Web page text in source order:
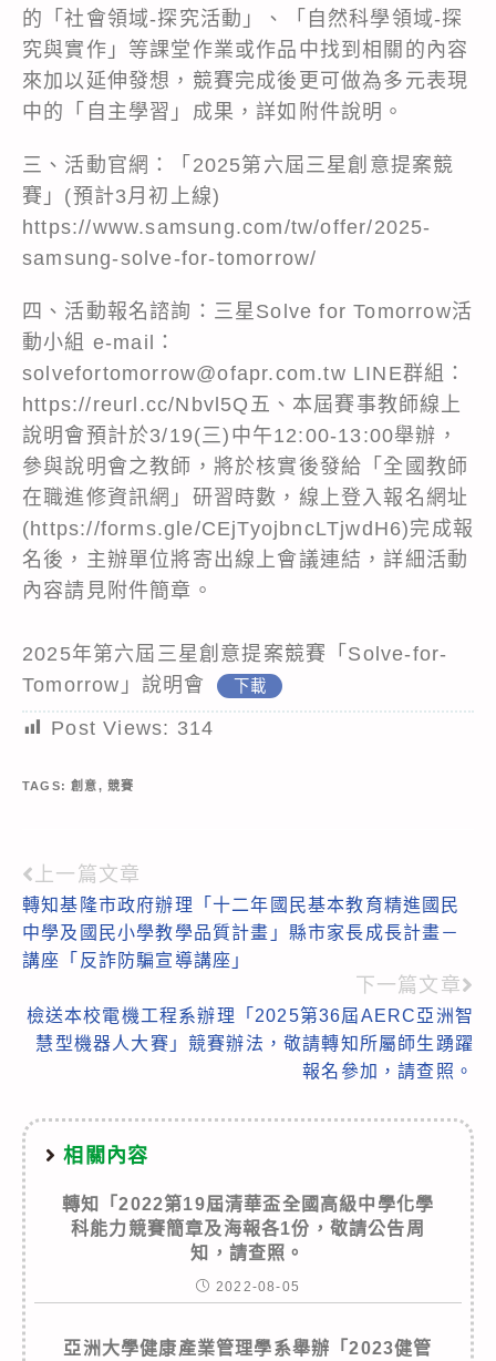
的「社會領域-探究活動」、「自然科學領域-探
究與實作」等課堂作業或作品中找到相關的內容
來加以延伸發想，競賽完成後更可做為多元表現
中的「自主學習」成果，詳如附件說明。
三、活動官網：「2025第六屆三星創意提案競
賽」(預計3月初上線)
https://www.samsung.com/tw/offer/2025-
samsung-solve-for-tomorrow/
四、活動報名諮詢：三星Solve for Tomorrow活
動小組 e-mail：
solvefortomorrow@ofapr.com.tw LINE群組：
https://reurl.cc/Nbvl5Q五、本屆賽事教師線上
說明會預計於3/19(三)中午12:00-13:00舉辦，
參與說明會之教師，將於核實後發給「全國教師
在職進修資訊網」研習時數，線上登入報名網址
(https://forms.gle/CEjTyojbncLTjwdH6)完成報
名後，主辦單位將寄出線上會議連結，詳細活動
內容請見附件簡章。
2025年第六屆三星創意提案競賽「Solve-for-
Tomorrow」說明會
下載
Post Views: 314
TAGS:創意, 競賽
Read
more
articles
上一篇文章
轉知基隆市政府辦理「十二年國民基本教育精進國民
中學及國民小學教學品質計畫」縣市家長成長計畫－
講座「反詐防騙宣導講座」
下一篇文章
檢送本校電機工程系辦理「2025第36屆AERC亞洲智
慧型機器人大賽」競賽辦法，敬請轉知所屬師生踴躍
報名參加，請查照。
相關內容
轉知「2022第19屆清華盃全國高級中學化學
科能力競賽簡章及海報各1份，敬請公告周
知，請查照。
2022-08-05
亞洲大學健康產業管理學系舉辦「2023健管